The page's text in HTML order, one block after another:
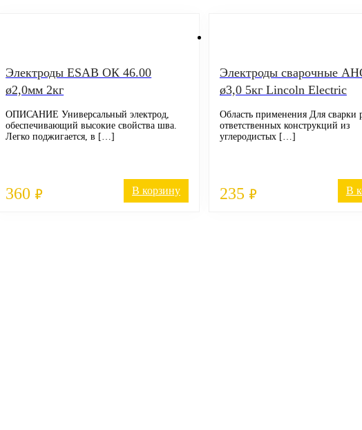
Электроды ESAB ОК 46.00
ø2,0мм 2кг
360 ₽
ОПИСАНИЕ Универсальный электрод,
обеспечивающий высокие свойства шва.
Легко поджигается, в […]
В корзину
Электроды сварочные
ø3,0 5кг Lincoln Electric
235 ₽
Область применения Для сварки
ответственных конструкций из
углеродистых […]
В